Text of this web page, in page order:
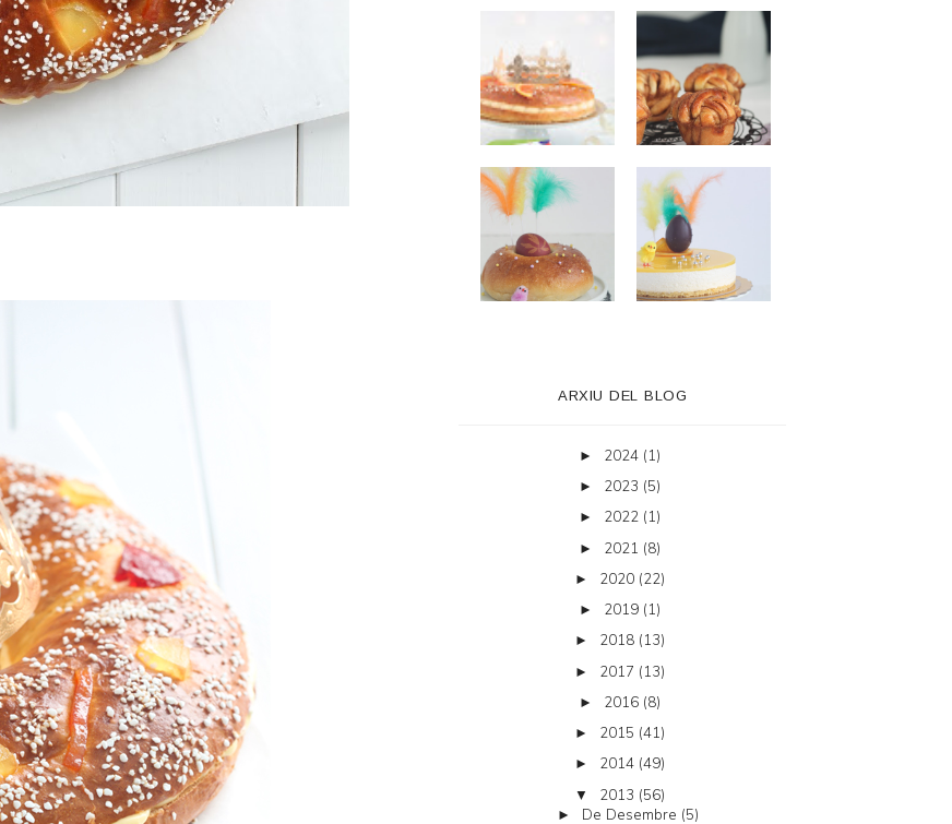
ARXIU DEL BLOG
► 2024 (1)
► 2023 (5)
► 2022 (1)
► 2021 (8)
► 2020 (22)
► 2019 (1)
► 2018 (13)
► 2017 (13)
► 2016 (8)
► 2015 (41)
► 2014 (49)
▼ 2013 (56)
► De Desembre (5)